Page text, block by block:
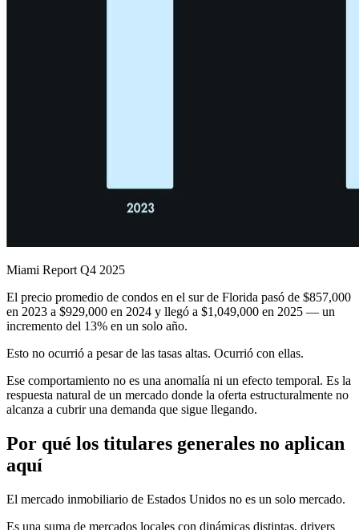
Miami Report Q4 2025
El precio promedio de condos en el sur de Florida pasó de $857,000
en 2023 a $929,000 en 2024 y llegó a $1,049,000 en 2025 — un
incremento del 13% en un solo año.
Esto no ocurrió a pesar de las tasas altas. Ocurrió con ellas.
Ese comportamiento no es una anomalía ni un efecto temporal. Es la
respuesta natural de un mercado donde la oferta estructuralmente no
alcanza a cubrir una demanda que sigue llegando.
Por qué los titulares generales no aplican
aquí
El mercado inmobiliario de Estados Unidos no es un solo mercado.
Es una suma de mercados locales con dinámicas distintas, drivers